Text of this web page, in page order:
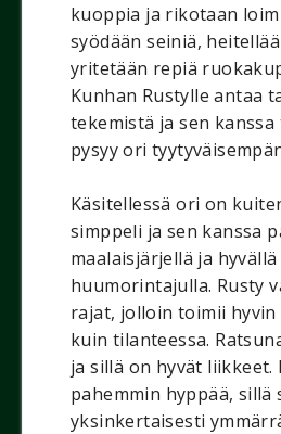
kuoppia ja rikotaan
syödään seiniä,
yritetään repiä
Kunhan Rustylle antaa
tekemistä ja sen
pysyy ori
Käsitellessä ori on
simppeli ja sen kanssa
maalaisjärjellä ja hyvällä
huumorintajulla. Rusty
rajat, jolloin toimii hyvin
kuin tilanteessa.
ja sillä on hyvät liikkeet.
pahemmin hyppää, sillä
yksinkertaisesti